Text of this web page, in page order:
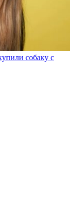
собаку с